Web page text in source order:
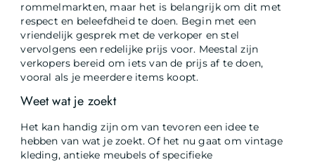
rommelmarkten, maar het is belangrijk om dit met
respect en beleefdheid te doen. Begin met een
vriendelijk gesprek met de verkoper en stel
vervolgens een redelijke prijs voor. Meestal zijn
verkopers bereid om iets van de prijs af te doen,
vooral als je meerdere items koopt.
Weet wat je zoekt
Het kan handig zijn om van tevoren een idee te
hebben van wat je zoekt. Of het nu gaat om vintage
kleding, antieke meubels of specifieke